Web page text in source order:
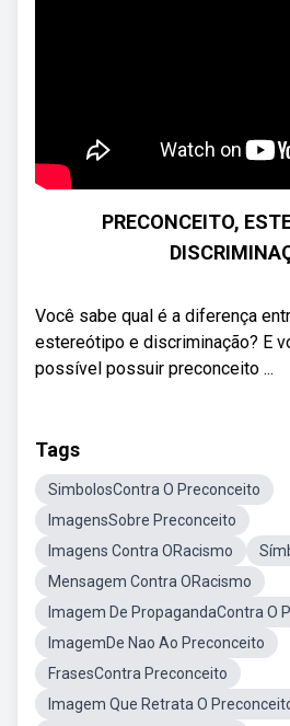
PRECONCEITO,
Você sabe qual é a diferença
estereótipo e discriminação? E
possível possuir preconceito ...
Tags
SimbolosContra O Preconceito
ImagensSobre Preconceito
Imagens Contra ORacismo
Mensagem Contra ORacismo
Imagem De PropagandaContra O
ImagemDe Nao Ao Preconceito
FrasesContra Preconceito
Imagem Que Retrata O